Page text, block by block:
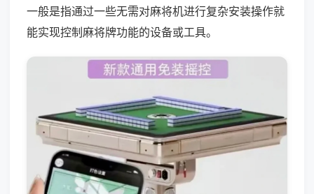
一般是指通过一些无需对麻将机进行复杂安装操作就
能实现控制麻将牌功能的设备或工具。